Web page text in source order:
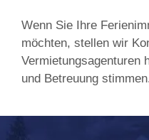
Wenn Sie Ihre
möchten, stellen wir
Vermietungsagenturen
und Betreuung